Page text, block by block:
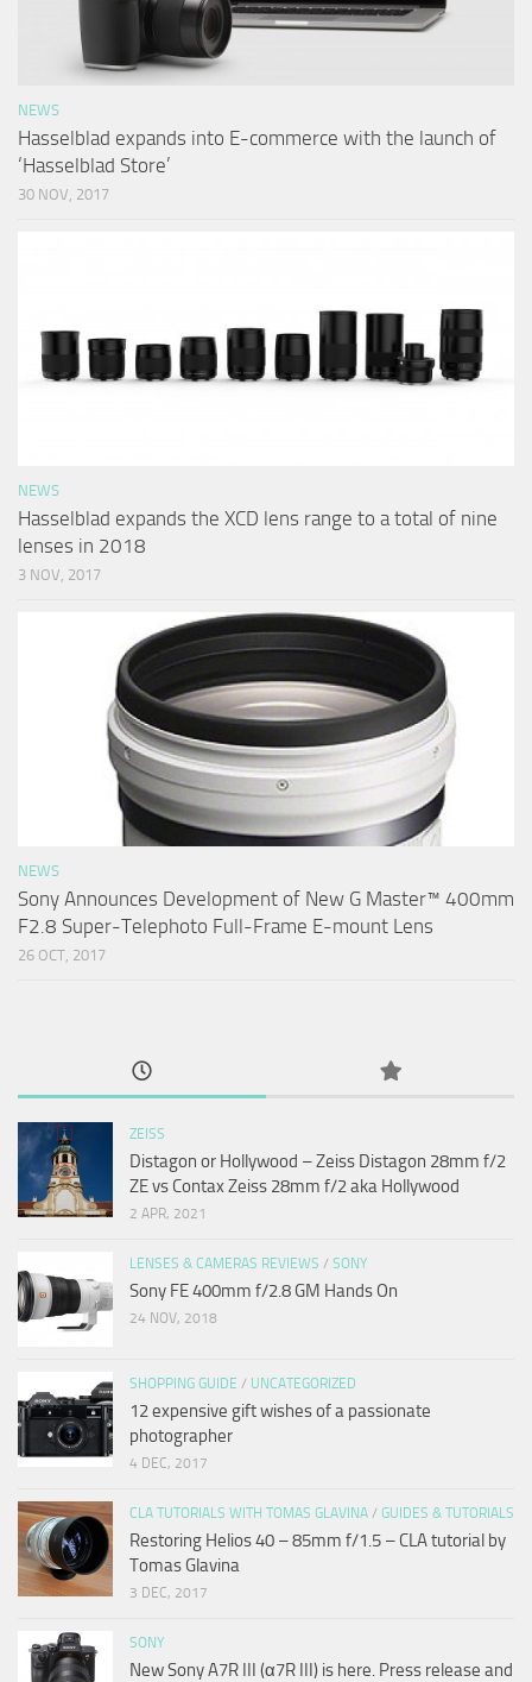
NEWS
Hasselblad expands into E-commerce with the launch of
‘Hasselblad Store’
30 NOV, 2017
NEWS
Hasselblad expands the XCD lens range to a total of nine
lenses in 2018
3 NOV, 2017
NEWS
Sony Announces Development of New G Master™ 400mm
F2.8 Super-Telephoto Full-Frame E-mount Lens
26 OCT, 2017
ZEISS
Distagon or Hollywood – Zeiss Distagon 28mm f/2
ZE vs Contax Zeiss 28mm f/2 aka Hollywood
2 APR, 2021
LENSES & CAMERAS REVIEWS / SONY
Sony FE 400mm f/2.8 GM Hands On
24 NOV, 2018
SHOPPING GUIDE / UNCATEGORIZED
12 expensive gift wishes of a passionate
photographer
4 DEC, 2017
CLA TUTORIALS WITH TOMAS GLAVINA / GUIDES & TUTORIALS
Restoring Helios 40 – 85mm f/1.5 – CLA tutorial by
Tomas Glavina
3 DEC, 2017
SONY
New Sony A7R III (α7R III) is here. Press release and